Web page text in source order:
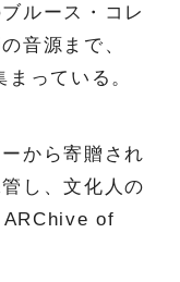
ルース・コレ
音源まで、
っている。
から寄贈され
し、文化人の
ARChive of